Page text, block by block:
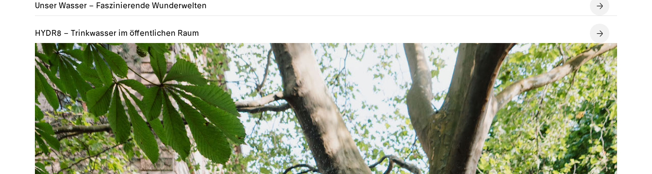
Unser Wasser – Faszinierende Wunderwelten
HYDR8 – Trinkwasser im öffentlichen Raum